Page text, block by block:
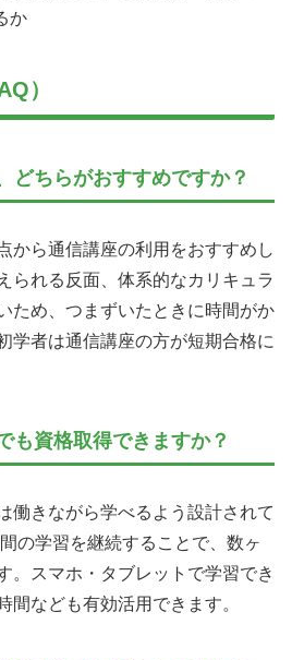
か
）
どちらがおすすめですか？
から通信講座の利用をおすすめし
られる反面、体系的なカリキュラ
ため、つまずいたときに時間がか
学者は通信講座の方が短期合格に
も資格取得できますか？
働きながら学べるよう設計されて
の学習を継続することで、数ヶ
。スマホ・タブレットで学習でき
間なども有効活用できます。